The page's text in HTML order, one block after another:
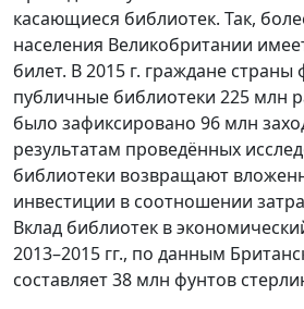
касающиеся библиотек. Так,
населения Великобритании
билет. В 2015 г. граждане
публичные библиотеки 225 млн
было зафиксировано 96 млн
результатам проведённых
библиотеки возвращают
инвестиции в соотношении
Вклад библиотек в
2013–2015 гг., по данным
составляет 38 млн фунтов